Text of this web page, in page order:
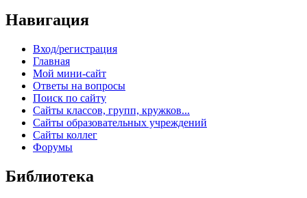
Навигация
Вход/регистрация
Главная
Мой мини-сайт
Ответы на вопросы
Поиск по сайту
Сайты классов, групп, кружков...
Сайты образовательных учреждений
Сайты коллег
Форумы
Библиотека